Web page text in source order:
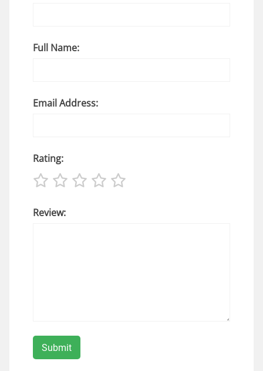
Full Name:
Email Address:
Rating:
Review: